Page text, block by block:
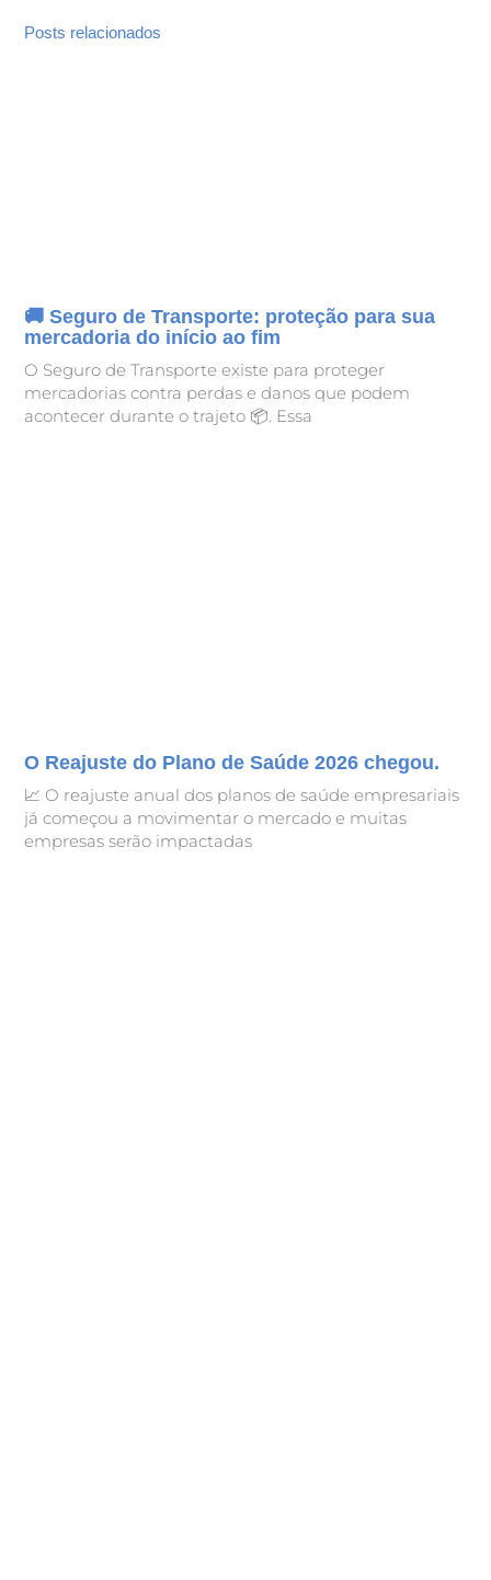
Posts relacionados
🚚 Seguro de Transporte: proteção para sua
mercadoria do início ao fim
O Seguro de Transporte existe para proteger
mercadorias contra perdas e danos que podem
acontecer durante o trajeto 📦. Essa
O Reajuste do Plano de Saúde 2026 chegou.
📈 O reajuste anual dos planos de saúde empresariais
já começou a movimentar o mercado e muitas
empresas serão impactadas